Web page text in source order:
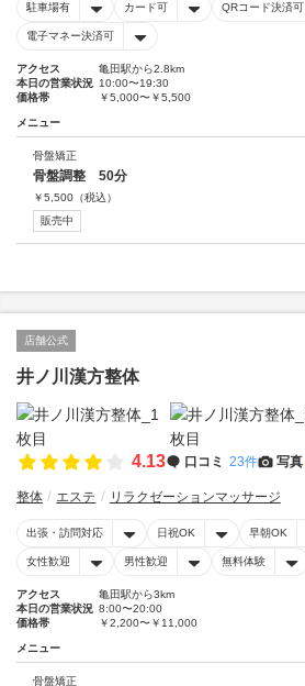
駐車場有 カード可 QRコード決済可
電子マネー決済可
アクセス
亀田駅から2.8km
本日の営業状況 10:00〜19:30
価格帯
￥5,000〜￥5,500
メニュー
骨盤矯正
骨盤調整 50分
￥5,500 （税込）
販売中
店舗公式
井ノ川漢方整体
4.13 口コミ 23件 写真
整体 エステ リラクゼーションマッサージ
出張・訪問対応 日祝OK 早朝OK
女性歓迎 男性歓迎 無料体験
アクセス
亀田駅から3km
本日の営業状況 8:00〜20:00
価格帯
￥2,200〜￥11,000
メニュー
骨盤矯正